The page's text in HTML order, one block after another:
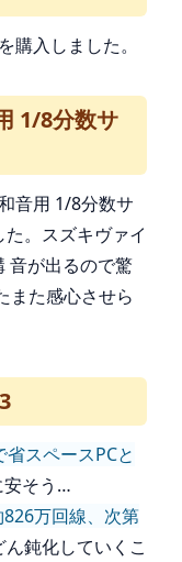
入しました。
1/8分数サ
音用 1/8分数サ
。スズキヴァイ
音が出るので驚
また感心させら
スペースPCと
安そう…
万回線、次第
鈍化していくこ